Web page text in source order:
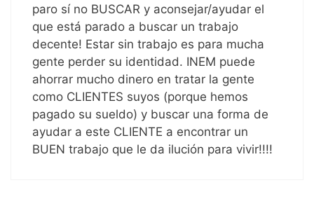
paro sí no BUSCAR y aconsejar/ayudar el
que está parado a buscar un trabajo
decente! Estar sin trabajo es para mucha
gente perder su identidad. INEM puede
ahorrar mucho dinero en tratar la gente
como CLIENTES suyos (porque hemos
pagado su sueldo) y buscar una forma de
ayudar a este CLIENTE a encontrar un
BUEN trabajo que le da ilución para vivir!!!!